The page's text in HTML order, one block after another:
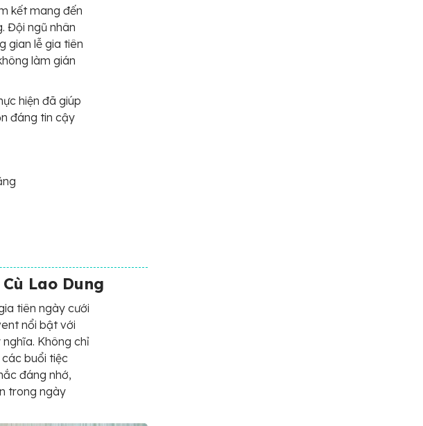
kết mang đến
Đội ngũ nhân
gian lễ gia tiên
làm gián
hiện đã giúp
đáng tin cậy
Lao Dung
tiên ngày cưới
nổi bật với
Không chỉ
buổi tiệc
đáng nhớ,
trong ngày